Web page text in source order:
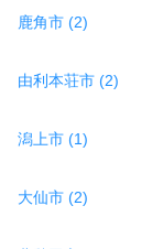
鹿角市 (2)
由利本荘市 (2)
潟上市 (1)
大仙市 (2)